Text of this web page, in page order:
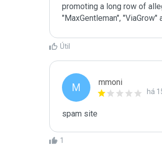
promoting a long row of
"MaxGentleman",
Útil
M mmoni
há
spam site
1